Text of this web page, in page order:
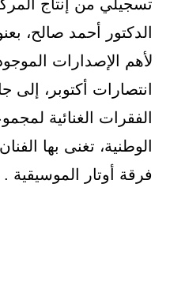
تسجيلي من إنتاج
لأهم الإصدارات
انتصارات أكتوبر، إلى
الفقرات الغنائية
الوطنية، تغنى بها
فرقة أوتار الموسيقية .